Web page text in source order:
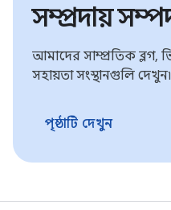
সম্প্রদায়
আমাদের সাম্প্রতিক ব্লগ,
সহায়তা সংস্থানগুলি দেখুন৷
পৃষ্ঠাটি দেখুন